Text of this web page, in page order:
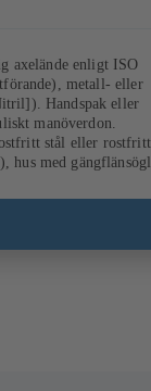
axelände enligt ISO
metall- eller
Handspak eller
manöverdon.
stål eller rostfritt
hus med
JIS.
607. Utsläppskrav